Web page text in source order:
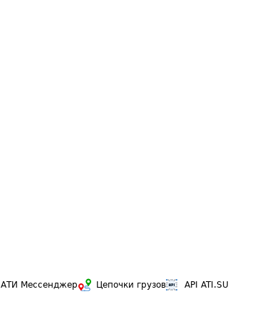
АТИ Мессенджер Цепочки грузов API ATI.SU